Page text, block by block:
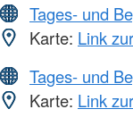
Tages- und
Karte: Link
Tages- und
Karte: Link